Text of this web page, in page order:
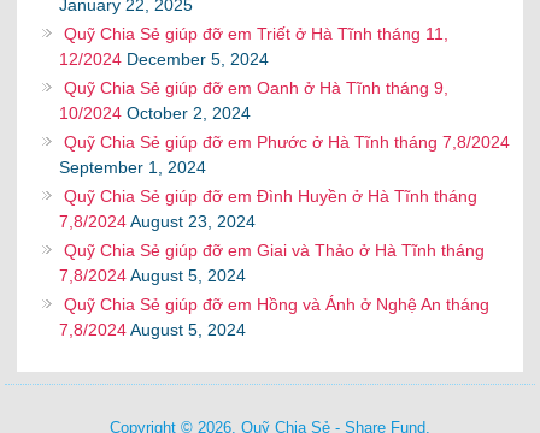
January 22, 2025
Quỹ Chia Sẻ giúp đỡ em Triết ở Hà Tĩnh tháng 11,
12/2024 December 5, 2024
Quỹ Chia Sẻ giúp đỡ em Oanh ở Hà Tĩnh tháng 9,
10/2024 October 2, 2024
Quỹ Chia Sẻ giúp đỡ em Phước ở Hà Tĩnh tháng 7,8/2024
September 1, 2024
Quỹ Chia Sẻ giúp đỡ em Đình Huyền ở Hà Tĩnh tháng
7,8/2024 August 23, 2024
Quỹ Chia Sẻ giúp đỡ em Giai và Thảo ở Hà Tĩnh tháng
7,8/2024 August 5, 2024
Quỹ Chia Sẻ giúp đỡ em Hồng và Ánh ở Nghệ An tháng
7,8/2024 August 5, 2024
Copyright © 2026. Quỹ Chia Sẻ - Share Fund.